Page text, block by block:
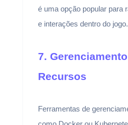
é uma opção popular para
e interações dentro do jogo.
7.
Recursos
Ferramentas de